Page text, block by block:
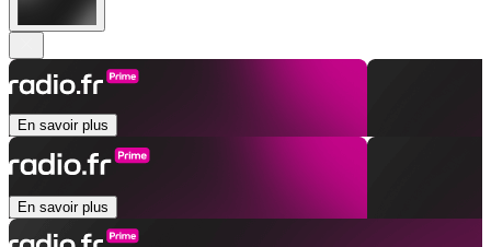
En savoir plus
En savoir plus